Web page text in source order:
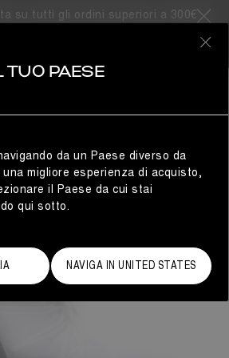
su tutti gli ordini superiori a 300€
TUO PAESE
da un Paese diverso da
migliore esperienza di acquisto,
il Paese da cui stai
qui sotto.
NAVIGA IN UNITED STATES